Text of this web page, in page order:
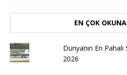
EN ÇOK
Dünyanın En Pahalı
2026